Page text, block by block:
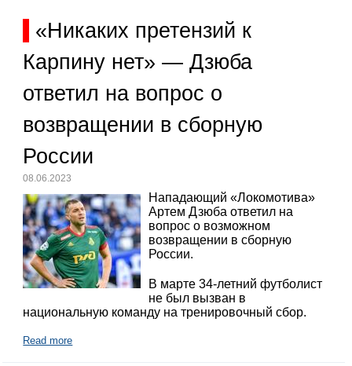
«Никаких претензий к
Карпину нет» — Дзюба
ответил на вопрос о
возвращении в сборную
России
08.06.2023
Нападающий «Локомотива»
Артем Дзюба ответил на
вопрос о возможном
возвращении в сборную
России.
В марте 34-летний футболист
не был вызван в
национальную команду на тренировочный сбор.
Read more